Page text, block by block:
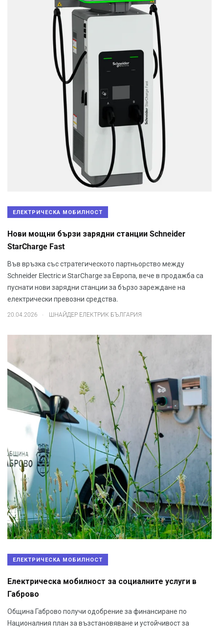
ЕЛЕКТРИЧЕСКА МОБИЛНОСТ
Нови мощни бързи зарядни станции Schneider
StarCharge Fast
Във връзка със стратегическото партньорство между
Schneider Electric и StarCharge за Европа, вече в продажба са
пуснати нови зарядни станции за бързо зареждане на
електрически превозни средства.
20.04.2026 . ШНАЙДЕР ЕЛЕКТРИК БЪЛГАРИЯ
ЕЛЕКТРИЧЕСКА МОБИЛНОСТ
Електрическа мобилност за социалните услуги в
Габрово
Община Габрово получи одобрение за финансиране по
Националния план за възстановяване и устойчивост за